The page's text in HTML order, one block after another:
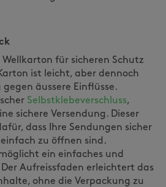
für sicheren Schutz
ist leicht, aber dennoch
äussere Einflüsse.
Selbstklebeverschluss,
sichere Versendung. Dieser
dass Ihre Sendungen sicher
zu öffnen sind.
ein einfaches und
Aufreissfaden erleichtert das
ohne die Verpackung zu